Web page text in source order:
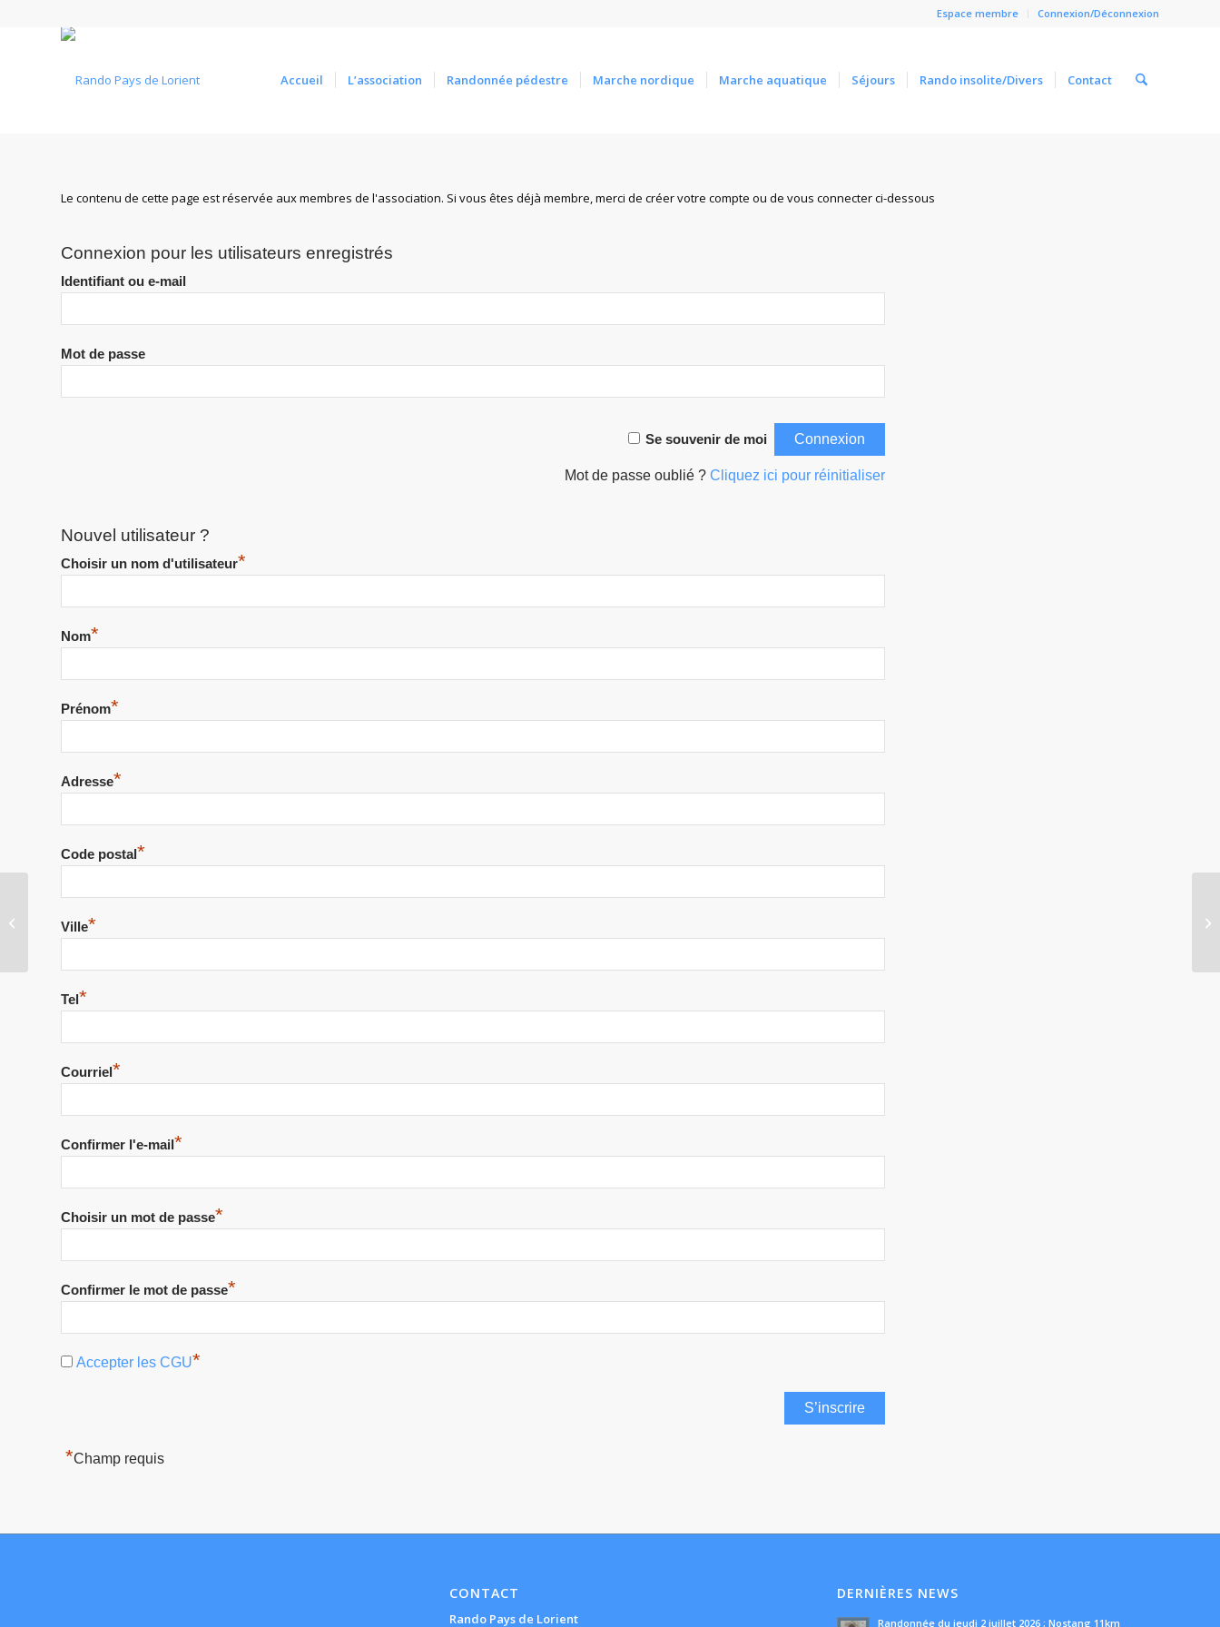
Espace membre Connexion/Déconnexion
Accueil L’association Randonnée pédestre Marche nordique Marche aquatique Séjours Rando insolite/Divers Contact
Le contenu de cette page est réservée aux membres de l'association. Si vous êtes déjà membre, merci de créer votre compte ou de vous connecter ci-dessous
Connexion pour les utilisateurs enregistrés
Identifiant ou e-mail
Mot de passe
Se souvenir de moi
Mot de passe oublié ? Cliquez ici pour réinitialiser
Nouvel utilisateur ?
Choisir un nom d'utilisateur*
Nom*
Prénom*
Adresse*
Code postal*
Ville*
Tel *
Courriel *
Confirmer l'e-mail *
Choisir un mot de passe*
Confirmer le mot de passe*
Accepter les CGU*
*Champ requis
CONTACT
Rando Pays de Lorient
DERNIÈRES NEWS
Randonnée du jeudi 2 juillet 2026 ; Nostang 11km
jeudi 4 juin